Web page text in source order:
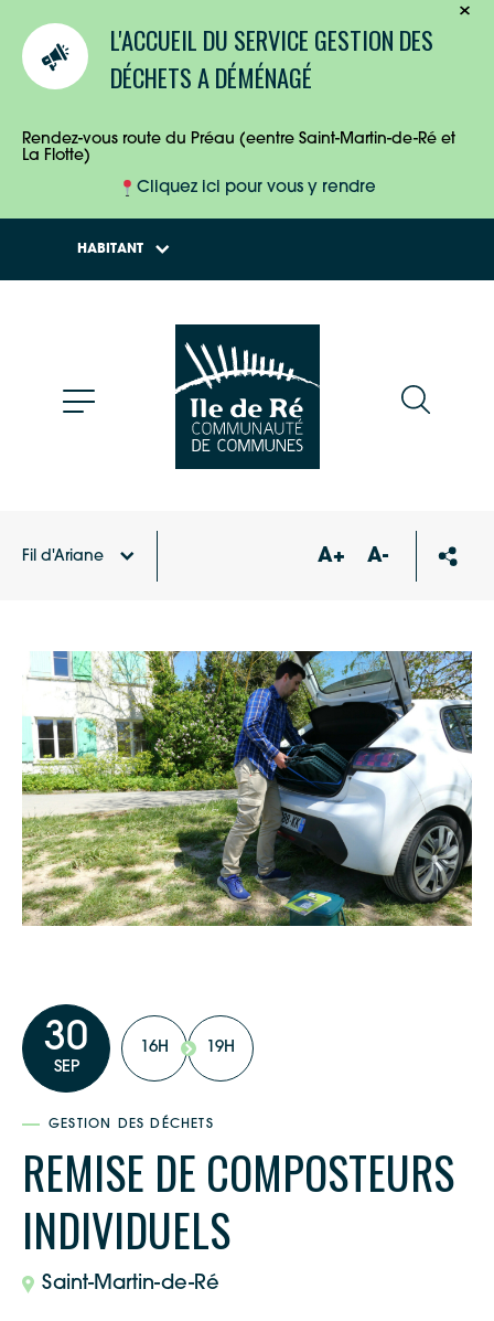
L'ACCUEIL DU SERVICE GESTION DES
DÉCHETS A DÉMÉNAGÉ
Rendez-vous route du Préau (eentre Saint-Martin-de-Ré et
La Flotte)
Cliquez ici pour vous y rendre
HABITANT
ENTREPRISES
Fil d'Ariane A+ A-
30
SEP
16H 19H
GESTION DES DÉCHETS
REMISE DE COMPOSTEURS
INDIVIDUELS
Saint-Martin-de-Ré